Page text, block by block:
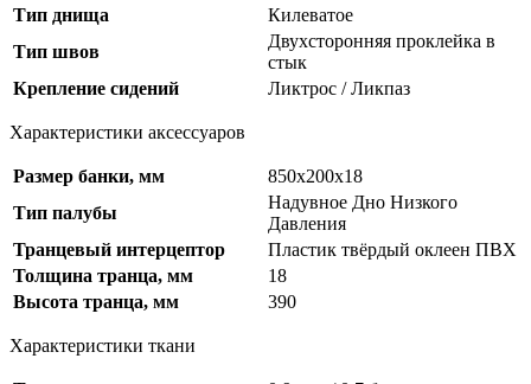
Тип днища
Килеватое
Тип швов
Двухсторонняя проклейка в
стык
Крепление сидений
Ликтрос / Ликпаз
Характеристики аксессуаров
Размер банки, мм
850х200х18
Тип палубы
Надувное Дно Низкого
Давления
Транцевый интерцептор
Пластик твёрдый оклеен ПВХ
Толщина транца, мм
18
Высота транца, мм
390
Характеристики ткани